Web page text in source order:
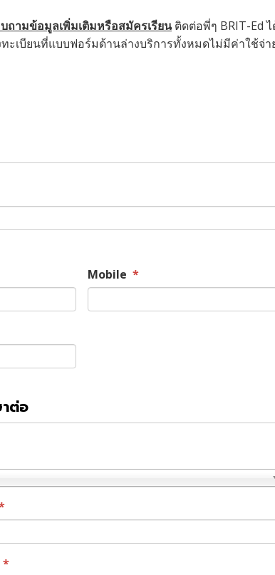
ถามข้อมูลเพิ่มเติมหรือสมัครเรียนติดต่อพี่ๆ BRIT-Ed
ะเบียนที่แบบฟอร์มด้านล่างบริการทั้งหมดไม่มีค่าใช้จ่า
Mobile *
ต่อ
*